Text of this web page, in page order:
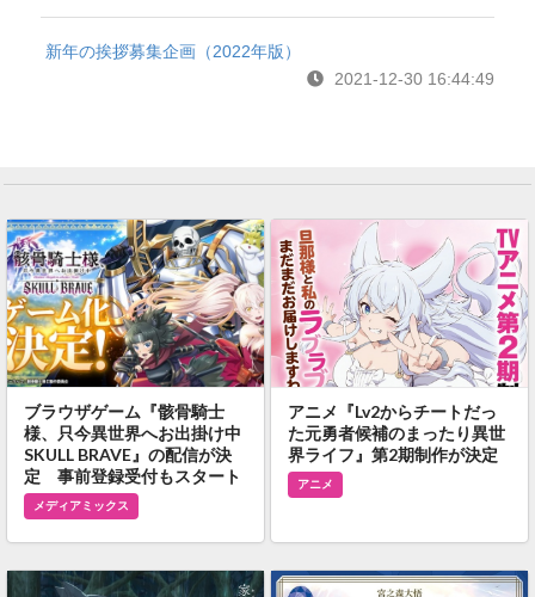
新年の挨拶募集企画（2022年版）
2021-12-30 16:44:49
ブラウザゲーム『骸骨騎士
様、只今異世界へお出掛け中
SKULL BRAVE』の配信が決
定 事前登録受付もスタート
メディアミックス
アニメ『Lv2からチートだっ
た元勇者候補のまったり異世
界ライフ』第2期制作が決定
アニメ